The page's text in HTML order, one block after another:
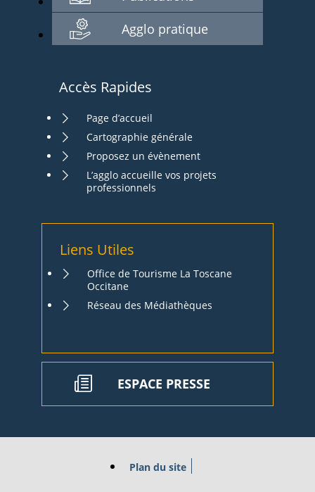
Agglo pratique
Accès Rapides
Page d’accueil
Cartographie générale
Proposez un évènement
L’agglo accueille vos projets
professionnels
Liens Utiles
Office de Tourisme La Toscane
Occitane
Réseau des Médiathèques
ESPACE PRESSE
Plan du site